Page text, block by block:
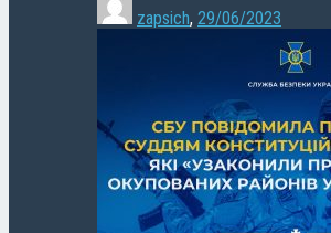
zapsich, 29/06/2023